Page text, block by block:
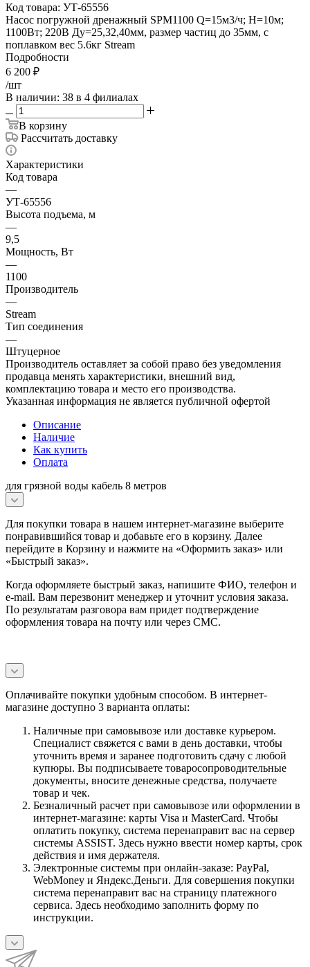
Код товара: УТ-65556
Насос погружной дренажный SPM1100 Q=15м3/ч; Н=10м;
1100Вт; 220В Ду=25,32,40мм, размер частиц до 35мм, с
поплавком вес 5.6кг Stream
Подробности
6 200 ₽
/шт
В наличии: 38 в 4 филиалах
В корзину
Рассчитать доставку
Характеристики
Код товара
—
УТ-65556
Высота подъема, м
—
9,5
Мощность, Вт
—
1100
Производитель
—
Stream
Тип соединения
—
Штуцерное
Производитель оставляет за собой право без уведомления
продавца менять характеристики, внешний вид,
комплектацию товара и место его производства.
Указанная информация не является публичной офертой
Описание
Наличие
Как купить
Оплата
для грязной воды кабель 8 метров
Для покупки товара в нашем интернет-магазине выберите
понравившийся товар и добавьте его в корзину. Далее
перейдите в Корзину и нажмите на «Оформить заказ» или
«Быстрый заказ».
Когда оформляете быстрый заказ, напишите ФИО, телефон и
e-mail. Вам перезвонит менеджер и уточнит условия заказа.
По результатам разговора вам придет подтверждение
оформления товара на почту или через СМС.
Оплачивайте покупки удобным способом. В интернет-
магазине доступно 3 варианта оплаты:
Наличные при самовывозе или доставке курьером.
Специалист свяжется с вами в день доставки, чтобы
уточнить время и заранее подготовить сдачу с любой
купюры. Вы подписываете товаросопроводительные
документы, вносите денежные средства, получаете
товар и чек.
Безналичный расчет при самовывозе или оформлении в
интернет-магазине: карты Visa и MasterCard. Чтобы
оплатить покупку, система перенаправит вас на сервер
системы ASSIST. Здесь нужно ввести номер карты, срок
действия и имя держателя.
Электронные системы при онлайн-заказе: PayPal,
WebMoney и Яндекс.Деньги. Для совершения покупки
система перенаправит вас на страницу платежного
сервиса. Здесь необходимо заполнить форму по
инструкции.